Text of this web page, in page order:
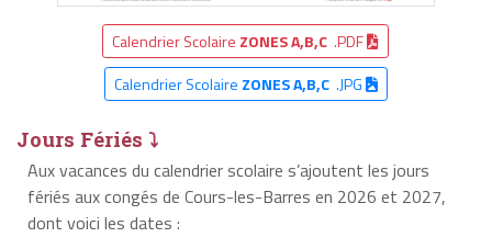
Calendrier Scolaire ZONES A,B,C .PDF
Calendrier Scolaire ZONES A,B,C.JPG
Jours Fériés ⤵
Aux vacances du calendrier scolaire s’ajoutent les jours
fériés aux congés de Cours-les-Barres en 2026 et 2027,
dont voici les dates :